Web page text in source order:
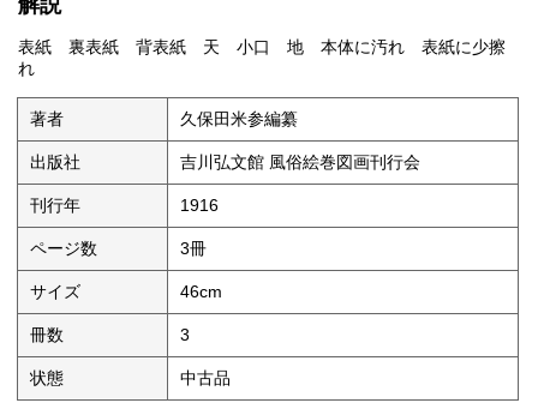
解説
表紙 裏表紙 背表紙 天 小口 地 本体に汚れ 表紙に少擦
れ
著者 久保田米参編纂
出版社 吉川弘文館 風俗絵巻図画刊行会
刊行年 1916
ページ数 3冊
サイズ 46cm
冊数 3
状態 中古品